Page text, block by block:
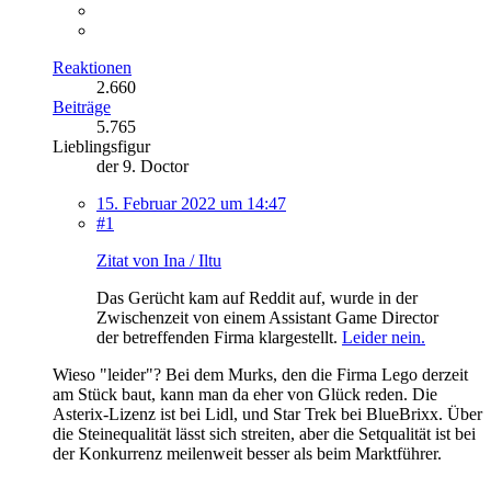
Reaktionen
2.660
Beiträge
5.765
Lieblingsfigur
der 9. Doctor
15. Februar 2022 um 14:47
#1
Zitat von Ina / Iltu
Das Gerücht kam auf Reddit auf, wurde in der
Zwischenzeit von einem Assistant Game Director
der betreffenden Firma klargestellt. Leider nein.
Wieso "leider"? Bei dem Murks, den die Firma Lego derzeit
am Stück baut, kann man da eher von Glück reden. Die
Asterix-Lizenz ist bei Lidl, und Star Trek bei BlueBrixx. Über
die Steinequalität lässt sich streiten, aber die Setqualität ist bei
der Konkurrenz meilenweit besser als beim Marktführer.